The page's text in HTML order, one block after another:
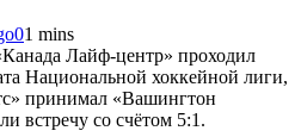
01 mins
Лайф-центр» проходил
Национальной хоккейной лиги,
принимал «Вашингтон
встречу со счётом 5:1.